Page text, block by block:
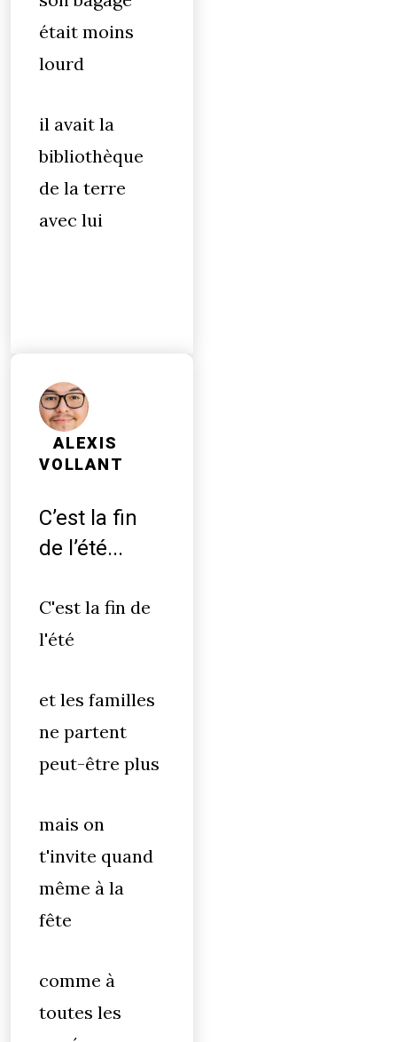
était moins
lourd
il avait la
bibliothèque
de la terre
avec lui
ALEXIS
VOLLANT
C’est la fin
de l’été...
C'est la fin de
l'été
et les familles
ne partent
peut-être plus
mais on
t'invite quand
même à la
fête
comme à
toutes les